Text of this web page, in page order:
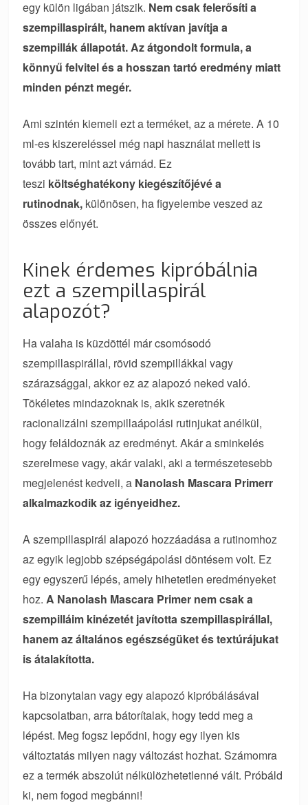
egy külön ligában játszik. Nem csak felerősíti a
szempillaspirált, hanem aktívan javítja a
szempillák állapotát. Az átgondolt formula, a
könnyű felvitel és a hosszan tartó eredmény miatt
minden pénzt megér.
Ami szintén kiemeli ezt a terméket, az a mérete. A 10
ml-es kiszereléssel még napi használat mellett is
tovább tart, mint azt várnád. Ez
teszi költséghatékony kiegészítőjévé a
rutinodnak, különösen, ha figyelembe veszed az
összes előnyét.
Kinek érdemes kipróbálnia
ezt a szempillaspirál
alapozót?
Ha valaha is küzdöttél már csomósodó
szempillaspirállal, rövid szempillákkal vagy
szárazsággal, akkor ez az alapozó neked való.
Tökéletes mindazoknak is, akik szeretnék
racionalizálni szempillaápolási rutinjukat anélkül,
hogy feláldoznák az eredményt. Akár a sminkelés
szerelmese vagy, akár valaki, aki a természetesebb
megjelenést kedveli, a Nanolash Mascara Primerr
alkalmazkodik az igényeidhez.
A szempillaspirál alapozó hozzáadása a rutinomhoz
az egyik legjobb szépségápolási döntésem volt. Ez
egy egyszerű lépés, amely hihetetlen eredményeket
hoz. A Nanolash Mascara Primer nem csak a
szempilláim kinézetét javította szempillaspirállal,
hanem az általános egészségüket és textúrájukat
is átalakította.
Ha bizonytalan vagy egy alapozó kipróbálásával
kapcsolatban, arra bátorítalak, hogy tedd meg a
lépést. Meg fogsz lepődni, hogy egy ilyen kis
változtatás milyen nagy változást hozhat. Számomra
ez a termék abszolút nélkülözhetetlenné vált. Próbáld
ki, nem fogod megbánni!